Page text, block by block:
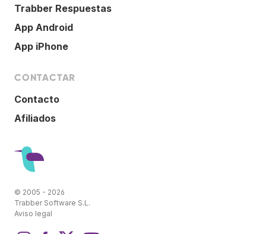
Trabber Respuestas
App Android
App iPhone
CONTACTAR
Contacto
Afiliados
© 2005 - 2026
Trabber Software S.L.
Aviso legal